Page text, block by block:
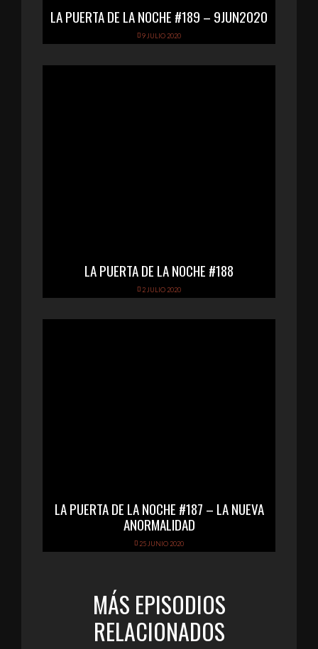
LA PUERTA DE LA NOCHE #189 – 9JUN2020
9 JULIO 2020
LA PUERTA DE LA NOCHE #188
2 JULIO 2020
LA PUERTA DE LA NOCHE #187 – LA NUEVA
ANORMALIDAD
25 JUNIO 2020
MÁS EPISODIOS
RELACIONADOS